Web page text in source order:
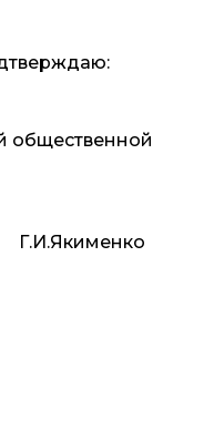
общественной